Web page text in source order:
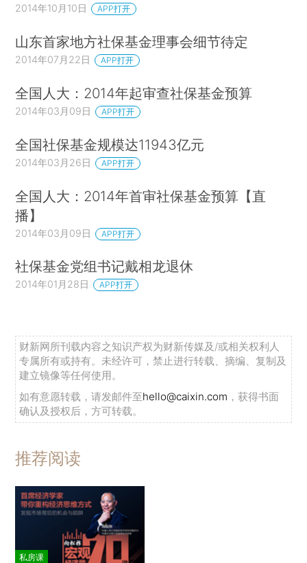
2014年10月10日 APP打开
山东首家地方社保基金理事会细节待定
2014年07月22日 APP打开
全国人大：2014年起审查社保基金预算
2014年03月09日 APP打开
全国社保基金规模达11943亿元
2014年03月26日 APP打开
全国人大：2014年首审社保基金预算【直
播】
2014年03月09日 APP打开
社保基金党组书记戴相龙退休
2014年01月28日 APP打开
财新网所刊载内容之知识产权为财新传媒及/或相关权利人
专属所有或持有。未经许可，禁止进行转载、摘编、复制及
建立镜像等任何使用。
如有意愿转载，请发邮件至hello@caixin.com ，获得书面
确认及授权后，方可转载。
推荐阅读
私房课